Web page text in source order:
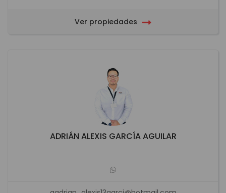
Ver propiedades
ADRIÁN ALEXIS GARCÍA AGUILAR